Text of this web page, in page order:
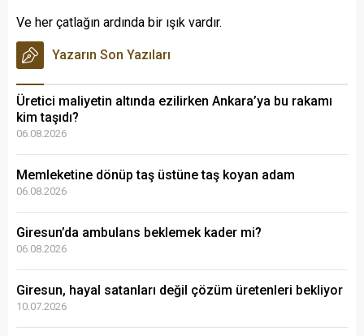
Ve her çatlağın ardında bir ışık vardır.
Yazarın Son Yazıları
Üretici maliyetin altında ezilirken Ankara’ya bu rakamı
kim taşıdı?
06.08.2026
Memleketine dönüp taş üstüne taş koyan adam
06.08.2026
Giresun’da ambulans beklemek kader mi?
06.08.2026
Giresun, hayal satanları değil çözüm üretenleri bekliyor
10.07.2026